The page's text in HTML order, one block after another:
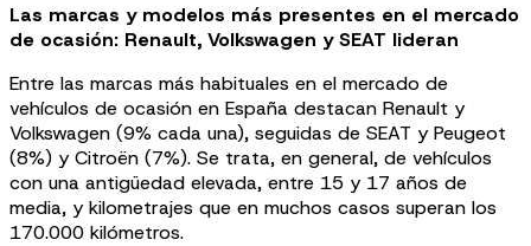
Las marcas y modelos más presentes en el mercado
de ocasión: Renault, Volkswagen y SEAT lideran
Entre las marcas más habituales en el mercado de
vehículos de ocasión en España destacan Renault y
Volkswagen (9% cada una), seguidas de SEAT y Peugeot
(8%) y Citroën (7%). Se trata, en general, de vehículos
con una antigüedad elevada, entre 15 y 17 años de
media, y kilometrajes que en muchos casos superan los
170.000 kilómetros.